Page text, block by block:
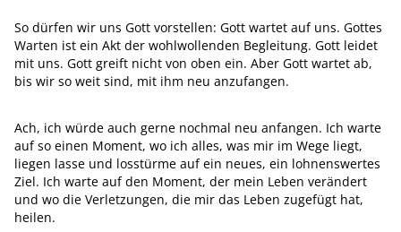
So dürfen wir uns Gott vorstellen: Gott wartet auf uns. Gottes
Warten ist ein Akt der wohlwollenden Begleitung. Gott leidet
mit uns. Gott greift nicht von oben ein. Aber Gott wartet ab,
bis wir so weit sind, mit ihm neu anzufangen.
Ach, ich würde auch gerne nochmal neu anfangen. Ich warte
auf so einen Moment, wo ich alles, was mir im Wege liegt,
liegen lasse und losstürme auf ein neues, ein lohnenswertes
Ziel. Ich warte auf den Moment, der mein Leben verändert
und wo die Verletzungen, die mir das Leben zugefügt hat,
heilen.